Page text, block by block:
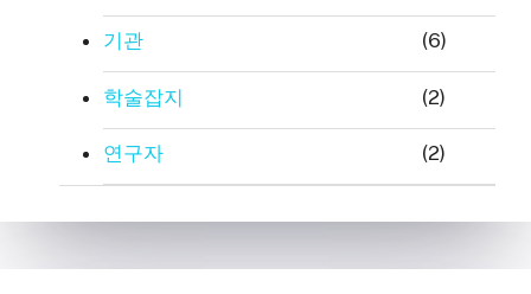
기관 (6)
학술잡지 (2)
연구자 (2)